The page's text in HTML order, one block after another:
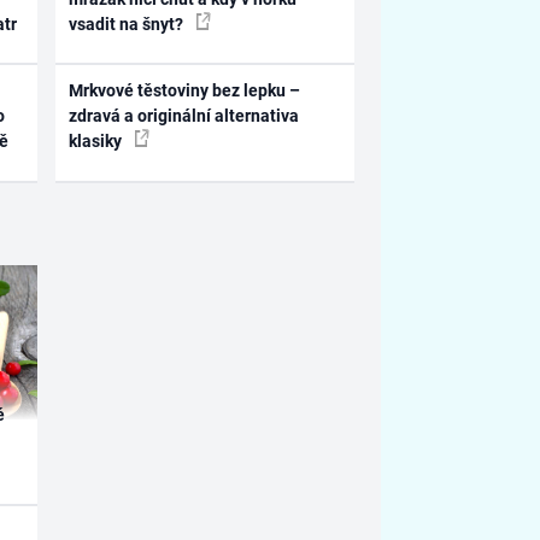
vsadit na šnyt?
Mrkvové těstoviny bez lepku –
zdravá a originální alternativa
klasiky